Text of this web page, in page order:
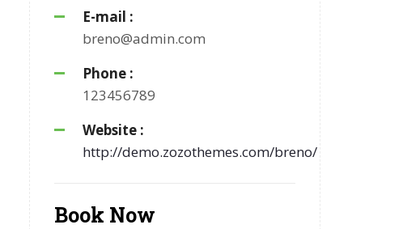
E-mail :
breno@admin.com
Phone :
123456789
Website :
http://demo.zozothemes.com/breno/
Book Now